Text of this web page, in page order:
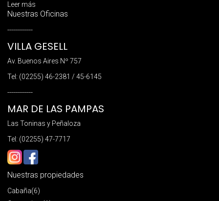
Leer más
Nuestras Oficinas
-------------
VILLA GESELL
Av. Buenos Aires Nº 757
Tel: (02255) 46-2381 / 45-6145
-------------
MAR DE LAS PAMPAS
Las Toninas y Peñaloza
Tel: (02255) 47-7717
Nuestras propiedades
Cabaña(6)